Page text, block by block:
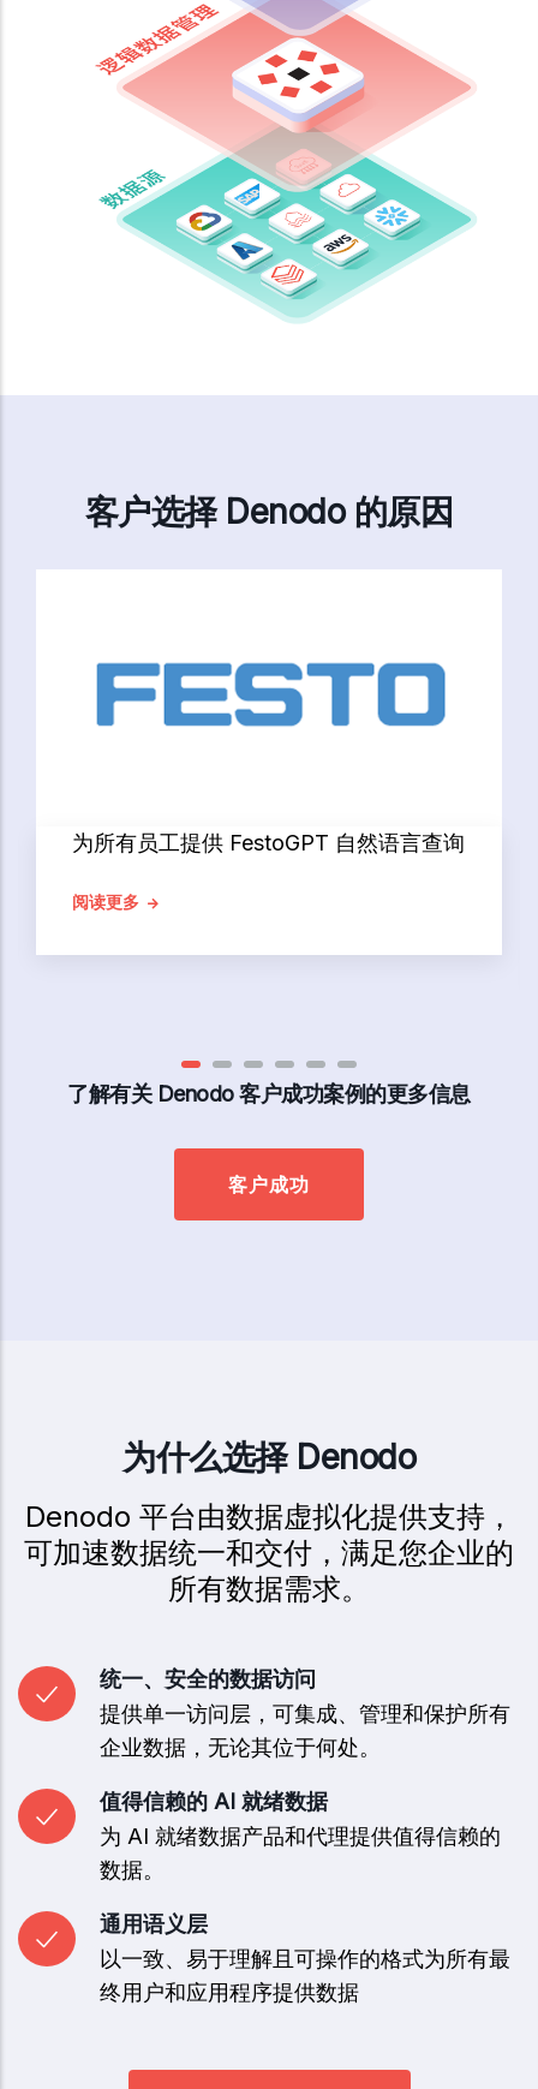
客户选择 Denodo 的原因
为所有员工提供 FestoGPT 自然语言查询
阅读更多
了解有关 Denodo 客户成功案例的更多信息
客户成功
为什么选择 Denodo
Denodo 平台由数据虚拟化提供支持，
可加速数据统一和交付，满足您企业的
所有数据需求。
统一、安全的数据访问
提供单一访问层，可集成、管理和保护所有
企业数据，无论其位于何处。
值得信赖的 AI 就绪数据
为 AI 就绪数据产品和代理提供值得信赖的
数据。
通用语义层
以一致、易于理解且可操作的格式为所有最
终用户和应用程序提供数据